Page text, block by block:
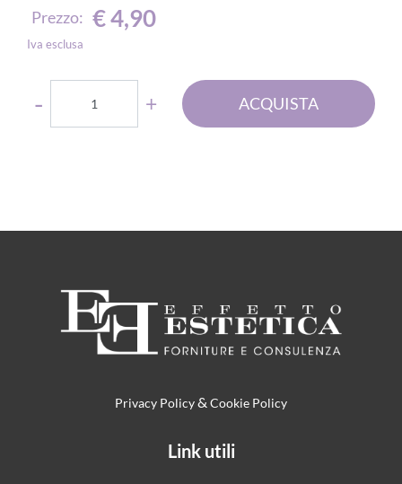
Prezzo: € 4,90
Iva esclusa
Quantità
ACQUISTA
Privacy Policy& Cookie Policy
Link utili